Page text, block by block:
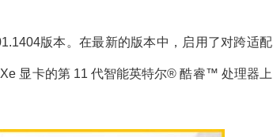
版本。在最新的版本中，启用了对跨适配
显卡的第 11 代智能英特尔® 酷睿™ 处理器上